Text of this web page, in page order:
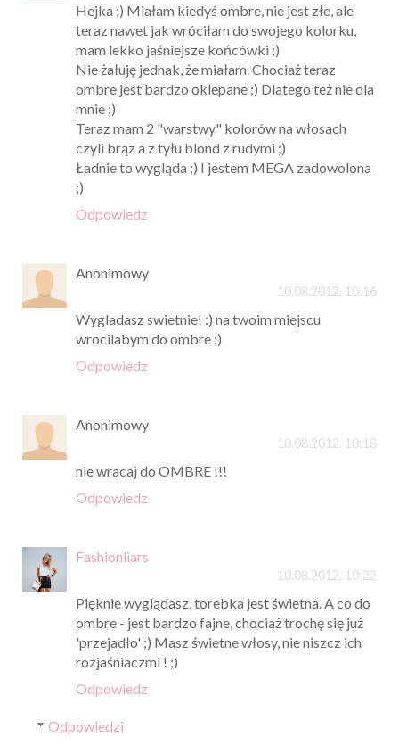
Hejka ;) Miałam kiedyś ombre, nie jest złe, ale
teraz nawet jak wróciłam do swojego kolorku,
mam lekko jaśniejsze końcówki ;)
Nie żałuję jednak, że miałam. Chociaż teraz
ombre jest bardzo oklepane ;) Dlatego też nie dla
mnie ;)
Teraz mam 2 "warstwy" kolorów na włosach
czyli brąz a z tyłu blond z rudymi ;)
Ładnie to wygląda ;) I jestem MEGA zadowolona
;)
Odpowiedz
Anonimowy
10.08.2012, 10:16
Wygladasz swietnie! :) na twoim miejscu
wrocilabym do ombre :)
Odpowiedz
Anonimowy
10.08.2012, 10:18
nie wracaj do OMBRE !!!
Odpowiedz
Fashionliars
10.08.2012, 10:22
Pięknie wyglądasz, torebka jest świetna. A co do
ombre - jest bardzo fajne, chociaż trochę się już
'przejadło' ;) Masz świetne włosy, nie niszcz ich
rozjaśniaczmi ! ;)
Odpowiedz
Odpowiedzi